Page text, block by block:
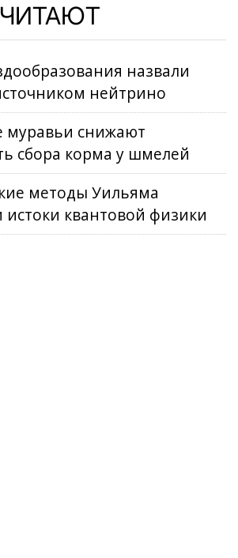
назвали
нейтрино
муравьи снижают
сбора корма у шмелей
методы Уильяма
истоки квантовой физики